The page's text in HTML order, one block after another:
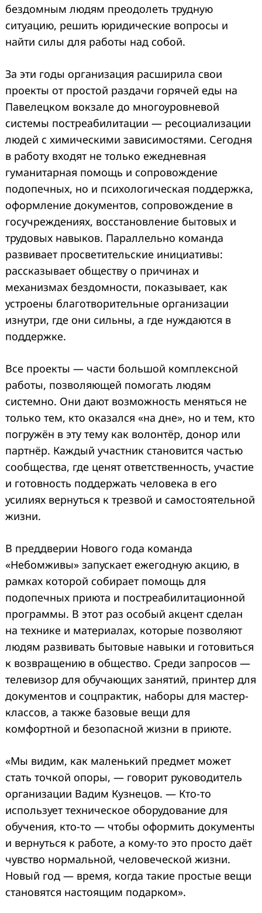
бездомным людям преодолеть трудную
ситуацию, решить юридические вопросы и
найти силы для работы над собой.
За эти годы организация расширила свои
проекты от простой раздачи горячей еды на
Павелецком вокзале до многоуровневой
системы постреабилитации — ресоциализации
людей с химическими зависимостями. Сегодня
в работу входят не только ежедневная
гуманитарная помощь и сопровождение
подопечных, но и психологическая поддержка,
оформление документов, сопровождение в
госучреждениях, восстановление бытовых и
трудовых навыков. Параллельно команда
развивает просветительские инициативы:
рассказывает обществу о причинах и
механизмах бездомности, показывает, как
устроены благотворительные организации
изнутри, где они сильны, а где нуждаются в
поддержке.
Все проекты — части большой комплексной
работы, позволяющей помогать людям
системно. Они дают возможность меняться не
только тем, кто оказался «на дне», но и тем, кто
погружён в эту тему как волонтёр, донор или
партнёр. Каждый участник становится частью
сообщества, где ценят ответственность, участие
и готовность поддержать человека в его
усилиях вернуться к трезвой и самостоятельной
жизни.
В преддверии Нового года команда
«Небомживы» запускает ежегодную акцию, в
рамках которой собирает помощь для
подопечных приюта и постреабилитационной
программы. В этот раз особый акцент сделан
на технике и материалах, которые позволяют
людям развивать бытовые навыки и готовиться
к возвращению в общество. Среди запросов —
телевизор для обучающих занятий, принтер для
документов и соцпрактик, наборы для мастер-
классов, а также базовые вещи для
комфортной и безопасной жизни в приюте.
«Мы видим, как маленький предмет может
стать точкой опоры, — говорит руководитель
организации Вадим Кузнецов. — Кто-то
использует техническое оборудование для
обучения, кто-то — чтобы оформить документы
и вернуться к работе, а кому-то это просто даёт
чувство нормальной, человеческой жизни.
Новый год — время, когда такие простые вещи
становятся настоящим подарком».